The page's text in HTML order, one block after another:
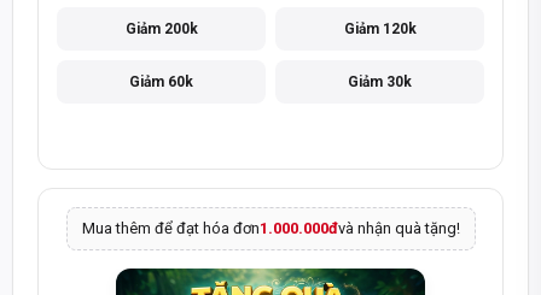
Giảm 200k Giảm 120k
Giảm 60k Giảm 30k
Mua thêm để đạt hóa đơn1.000.000đvà nhận quà tặng!